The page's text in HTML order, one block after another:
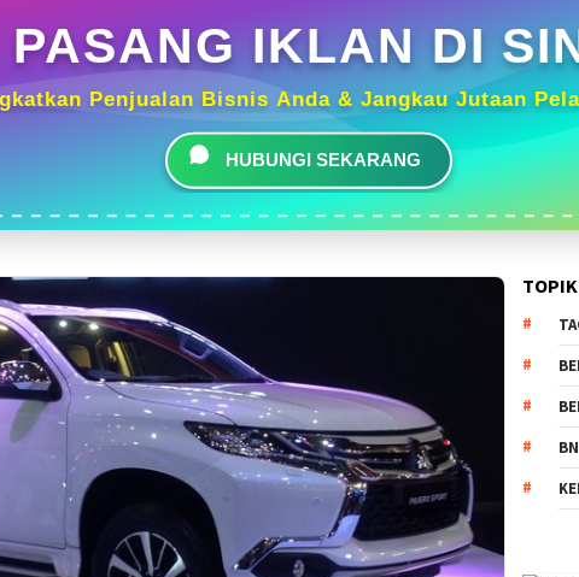
PASANG IKLAN DI
Penjualan Bisnis Anda & Jangkau Jutaan
HUBUNGI SEKARANG